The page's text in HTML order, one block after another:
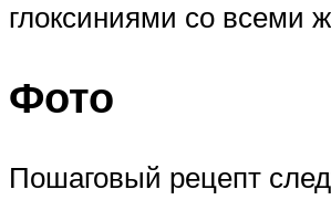
глоксиниями со всеми
Фото
Пошаговый рецепт